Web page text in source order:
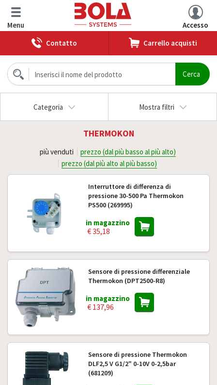
Menu
Accesso
Contatto
Carrello acquisti
Categoria Mostra filtri
THERMOKON
più venduti
prezzo (dal più basso al più alto)
prezzo (dal più alto al più basso)
Interruttore di differenza di
pressione 30-500 Pa Thermokon
PS500 (269995)
in magazzino
€ 35,18
Sensore di pressione differenziale
Thermokon (DPT2500-R8)
in magazzino
€ 137,96
Sensore di pressione Thermokon
DLF2,5 V G1/2" 0-10V 0-2,5bar
(681209)